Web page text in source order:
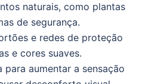
naturais, como plantas
de segurança.
e redes de proteção
e cores suaves.
para aumentar a sensação